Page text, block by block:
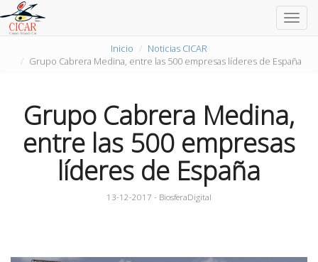
Inicio
Noticias CICAR
Grupo Cabrera Medina, entre las 500 empresas líderes de España
Grupo Cabrera Medina,
entre las 500 empresas
líderes de España
13-12-2017 - BiosferaDigital